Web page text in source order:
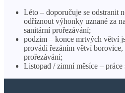
Léto – doporučuje se odstranit
odříznout výhonky uznané za
sanitární prořezávání;
podzim – konce mrtvých větví
provádí řezáním větví
prořezávání;
Listopad / zimní měsíce – práce